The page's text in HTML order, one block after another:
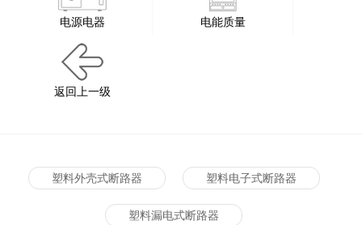
电源电器 电能质量
返回上一级
塑料外壳式断路器 塑料电子式断路器
塑料漏电式断路器